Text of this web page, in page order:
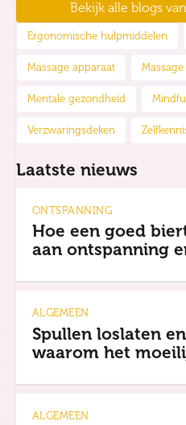
Bekijk alle blogs van
Ergonomische hulpmiddelen
Massage apparaat
Mentale gezondheid
Verzwaringsdeken
Laatste nieuws
ONTSPANNING
Hoe een goed
aan ontspanning
ALGEMEEN
Spullen loslaten
waarom het
ALGEMEEN